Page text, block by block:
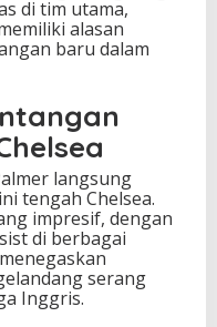
di tim utama,
alasan
baru dalam
langsung
tengah Chelsea.
impresif, dengan
di berbagai
serang
Inggris.